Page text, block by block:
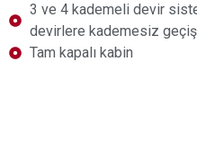
3 ve 4 kademeli devir
devirlere kademesiz
Tam kapalı kabin